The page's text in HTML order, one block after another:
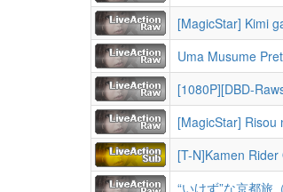
[MagicStar] Kimi
Uma Musume Pretty
[MagicStar] Risou
[T-N]Kamen
“いけず”な京都旅